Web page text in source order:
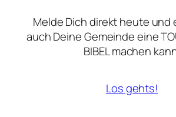
Melde Dich direkt heute und
auch Deine Gemeinde eine
BIBEL machen
Los gehts!